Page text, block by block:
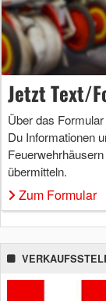
Jetzt Text/
Über das
Du Informationen
übermitteln.
Zum Formular